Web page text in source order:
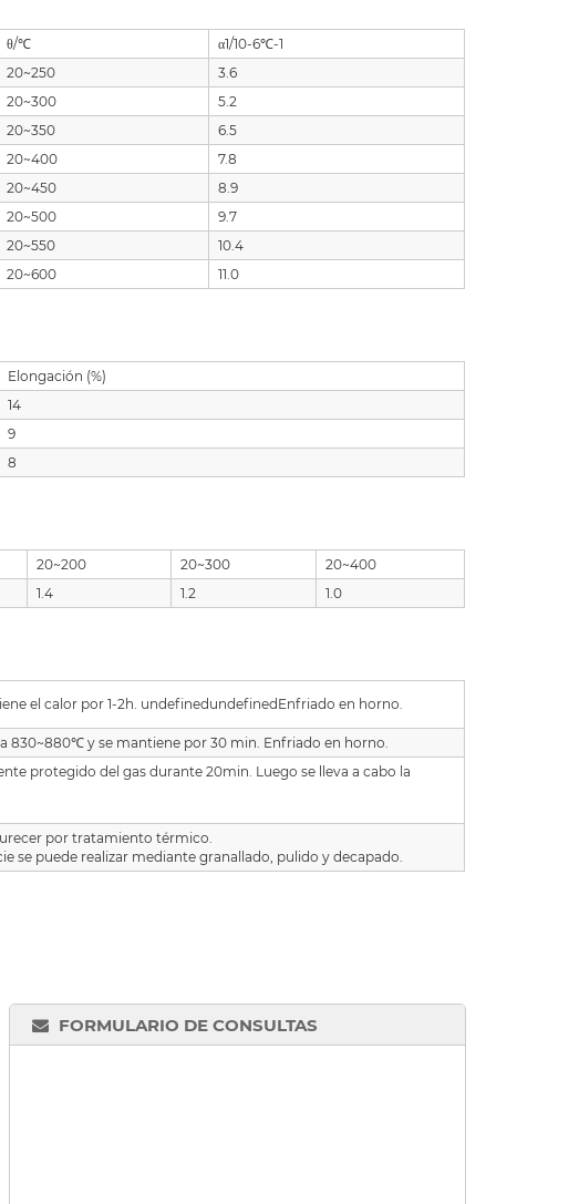
θ/℃
α1/10-6℃-1
20~250
3.6
20~300
5.2
20~350
6.5
20~400
7.8
20~450
8.9
20~500
9.7
20~550
10.4
20~600 11.0
Elongación (%)
14
9
8
20~200 20~300
20~400
1.4 1.2 1.0
el calor por 1-2h. undefinedundefinedEnfriado en horno.
830~880℃ y se mantiene por 30 min. Enfriado en horno.
protegido del gas durante 20min. Luego se lleva a cabo la
por tratamiento térmico.
se puede realizar mediante granallado, pulido y decapado.
FORMULARIO DE CONSULTAS